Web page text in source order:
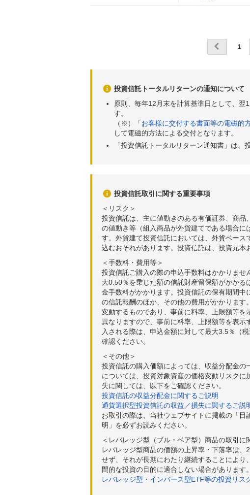
1
投資信託トータルリターンの通知について
原則、毎年12月末を計算基準日として、
す。
（※）「お客様に交付する書面等の電磁的
して電磁的方法による交付となります。
「投資信託トータルリターン通知書」は、
投資信託取引に関する重要事項
＜リスク＞
投資信託は、主に値動きのある有価証券、商
の値動き等（組入商品が外貨建てである場合
す。外貨建て投資信託においては、外貨ベー
込むおそれがあります。投資信託は、投資元本
＜手数料・費用等＞
投資信託ご購入の際の申込手数料はかかりま
大0.50％を乗じた額の信託財産留保額がかか
金手数料がかかります。投資信託の保有期間
の信託報酬のほか、その他の費用がかかりま
変動するものであり、事前に料率、上限額等
異なりますので、事前に料率、上限額等を表
入される際は、申込金額に対して最大3.5％（
確認ください。
＜その他＞
投資信託の購入価額によっては、収益分配金
については、投資対象資産の価格変動リスク
失に関しては、以下をご確認ください。
投資信託の収益分配金に関するご説明
通貨選択型投資信託の収益／損失に関するご説
お取引の際は、当社ウェブサイトに掲載の「
明」を必ずお読みください。
＜レバレッジ型（ブル・ベア型）商品の取引に
レバレッジ型商品の価額の上昇率・下落率は
せず、それが長期にわたり継続することによ
間的な投資の目的に適合しない場合があります。
レバレッジ型・インバース型ETF等の投資リス